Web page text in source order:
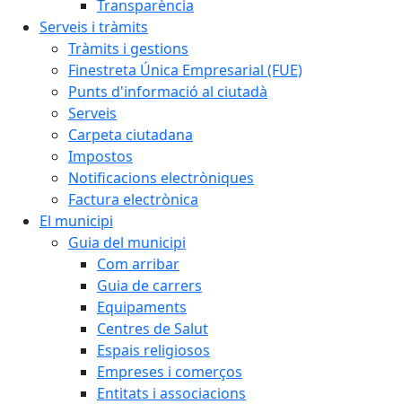
Transparència
Serveis i tràmits
Tràmits i gestions
Finestreta Única Empresarial (FUE)
Punts d'informació al ciutadà
Serveis
Carpeta ciutadana
Impostos
Notificacions electròniques
Factura electrònica
El municipi
Guia del municipi
Com arribar
Guia de carrers
Equipaments
Centres de Salut
Espais religiosos
Empreses i comerços
Entitats i associacions